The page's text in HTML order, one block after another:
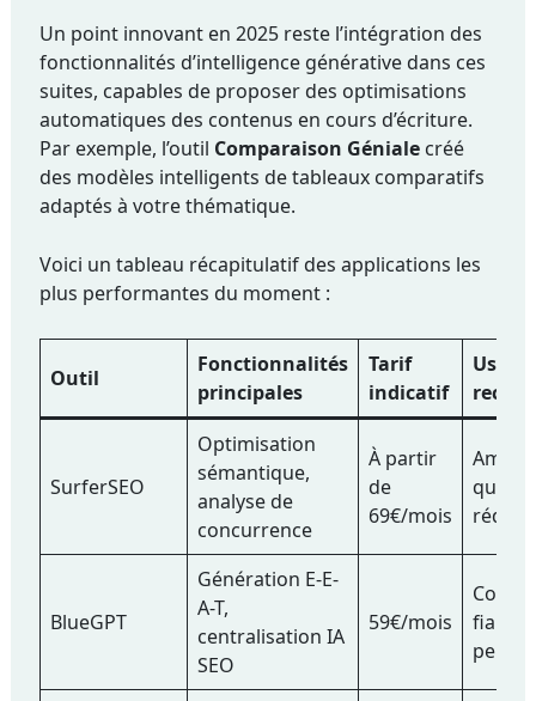
Un point innovant en 2025 reste l’intégration des
fonctionnalités d’intelligence générative dans ces
suites, capables de proposer des optimisations
automatiques des contenus en cours d’écriture.
Par exemple, l’outil Comparaison Génialecréé
des modèles intelligents de tableaux comparatifs
adaptés à votre thématique.
Voici un tableau récapitulatif des applications les
plus performantes du moment :
Outil
Fonctionnalités
principales
Tarif
indicatif
Usage
SurferSEO
Optimisation
sémantique,
analyse de
concurrence
À partir
de
69€/mois
qualité
BlueGPT
Génération E-E-
A-T,
centralisation IA
SEO
59€/mois
fiable